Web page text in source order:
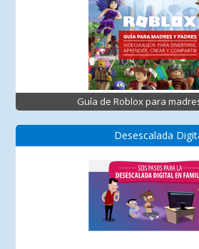
Guía de Roblox para
Desescalada